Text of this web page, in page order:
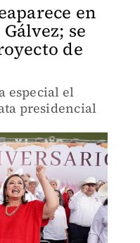
en
se
de
especial el
presidencial